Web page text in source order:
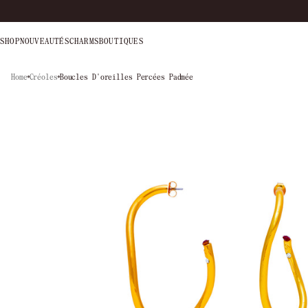
SHOPNOUVEAUTÉSCHARMSBOUTIQUES
Home Créoles Boucles D'oreilles Percées Padmée